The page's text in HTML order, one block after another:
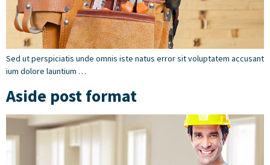
Sed ut perspiciatis unde omnis iste natus error sit voluptatem accusant
ium dolore launtium …
Aside post format